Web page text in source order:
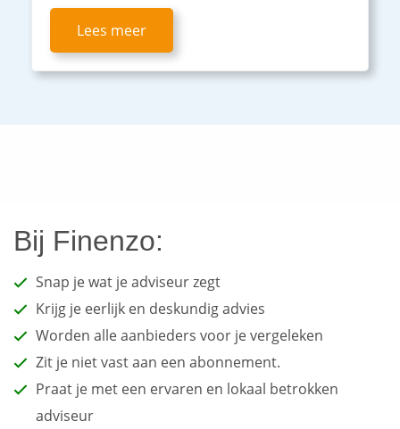
Lees meer
Bij Finenzo:
Snap je wat je adviseur zegt
Krijg je eerlijk en deskundig advies
Worden alle aanbieders voor je vergeleken
Zit je niet vast aan een abonnement.
Praat je met een ervaren en lokaal betrokken
adviseur